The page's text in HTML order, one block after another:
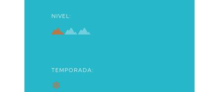
NIVEL:
TEMPORADA: